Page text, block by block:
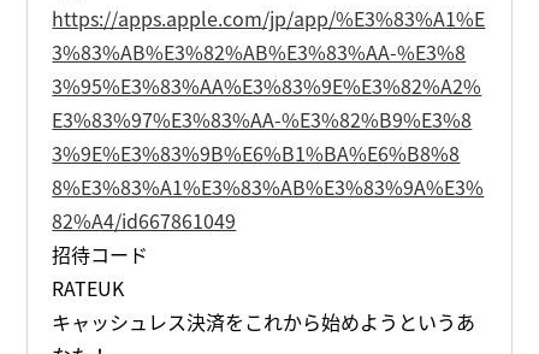
https://apps.apple.com/jp/app/%E3%83%A1%E
3%83%AB%E3%82%AB%E3%83%AA-%E3%8
3%95%E3%83%AA%E3%83%9E%E3%82%A2%
E3%83%97%E3%83%AA-%E3%82%B9%E3%8
3%9E%E3%83%9B%E6%B1%BA%E6%B8%8
8%E3%83%A1%E3%83%AB%E3%83%9A%E3%
82%A4/id667861049
招待コード
RATEUK
キャッシュレス決済をこれから始めようというあ